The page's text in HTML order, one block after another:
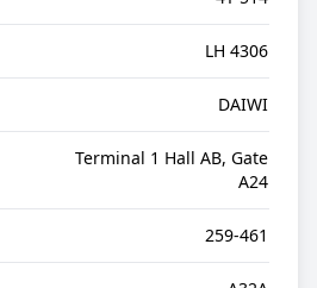
LH 4306
DAIWI
Terminal 1 Hall AB, Gate
A24
259-461